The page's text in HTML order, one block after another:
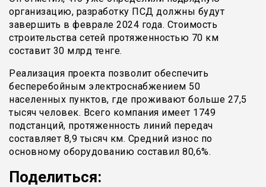
организацию, разработку ПСД должны будут
завершить в феврале 2024 года. Стоимость
строительства сетей протяженностью 70 км
составит 30 млрд тенге.
Реализация проекта позволит обеспечить
бесперебойным электроснабжением 50
населенных пунктов, где проживают больше 27,5
тысяч человек. Всего компания имеет 1749
подстанций, протяженность линий передач
составляет 8,9 тысяч км. Средний износ по
основному оборудованию составил 80,6%.
Поделиться: